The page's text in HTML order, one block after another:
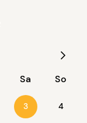
Sa So
3 4